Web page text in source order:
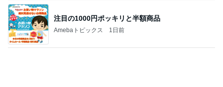
子どもが喜ぶ超手抜きのお昼作り
Amebaトピックス 17時間前